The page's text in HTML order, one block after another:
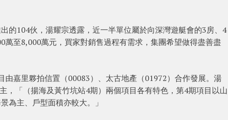
的104伙，湯耀宗透露，近一半單位屬於向深灣遊艇會的3房、4
至8,000萬元，買家對銷售過程有需求，集團希望做得盡善盡
嘉里夥拍信置（00083）、太古地產（01972）合作發展。湯
，「（揚海及黃竹坑站4期）兩個項目各有特色，第4期項目以山
為主、戶型面積亦較大。」